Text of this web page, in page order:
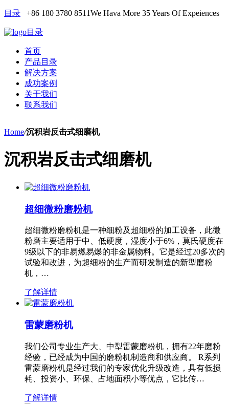
目录 +86 180 3780 8511We Hava More 35 Years Of Expeiences
目录
首页
产品目录
解决方案
成功案例
关于我们
联系我们
Home/沉积岩反击式细磨机
沉积岩反击式细磨机
超细微粉磨粉机
超细微粉磨粉机是一种细粉及超细粉的加工设备，此微
粉磨主要适用于中、低硬度，湿度小于6%，莫氏硬度在
9级以下的非易燃易爆的非金属物料。它是经过20多次的
试验和改进，为超细粉的生产而研发制造的新型磨粉
机，…
了解详情
雷蒙磨粉机
我们公司专业生产大、中型雷蒙磨粉机，拥有22年磨粉
经验，已经成为中国的磨粉机制造商和供应商。 R系列
雷蒙磨粉机是经过我们的专家优化升级改造，具有低损
耗、投资小、环保、占地面积小等优点，它比传…
了解详情